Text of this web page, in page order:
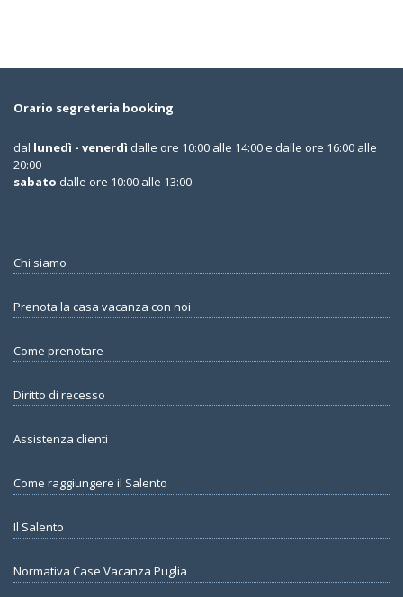
Orario segreteria booking
dal lunedì - venerdì dalle ore 10:00 alle 14:00 e dalle ore 16:00 alle
20:00
sabato dalle ore 10:00 alle 13:00
Chi siamo
Prenota la casa vacanza con noi
Come prenotare
Diritto di recesso
Assistenza clienti
Come raggiungere il Salento
Il Salento
Normativa Case Vacanza Puglia